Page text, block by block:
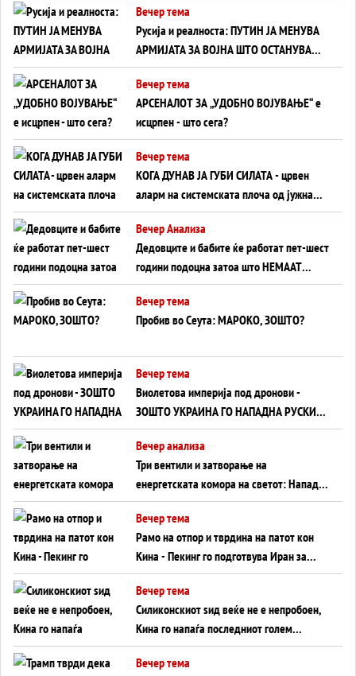
Вечер тема
Русија и реалноста: ПУТИН ЈА МЕНУВА
АРМИЈАТА ЗА ВОЈНА ШТО ОСТАНУВА
БЕЗ ФРОНТ
Вечер тема
АРСЕНАЛОТ ЗА „УДОБНО ВОЈУВАЊЕ“ е
исцрпен - што сега?
Вечер тема
КОГА ДУНАВ ЈА ГУБИ СИЛАТА - црвен
аларм на системската плоча од јужна
Германија до Црното Море...
Вечер Анализа
Дедовците и бабите ќе работат пет-шест
години подоцна затоа што НЕМААТ
ВНУЦИ ДА ГИ ЗАМЕНАТ
Вечер тема
Пробив во Сеута: МАРОКО, ЗОШТО?
Вечер тема
Виолетова империја под дронови -
ЗОШТО УКРАИНА ГО НАПАДНА РУСКИОТ
WILDBERRIES
Вечер анализа
Три вентили и затворање на
енергетската комора на светот: Нападот
во Суец најавува глобален енергетски
инфаркт?
Вечер тема
Рамо на отпор и тврдина на патот кон
Кина - Пекинг го подготвува Иран за
американска копнена инвазија
Вечер тема
Силиконскиот ѕид веќе не е непробоен,
Кина го напаѓа последниот голем
монопол на Западот?
Вечер тема